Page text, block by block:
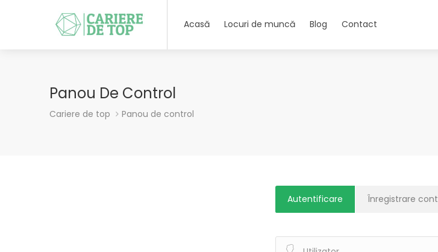
Acasă Locuri de muncă Blog Contact
Panou De Control
Cariere de top Panou de control
Autentificare Înregistrare cont